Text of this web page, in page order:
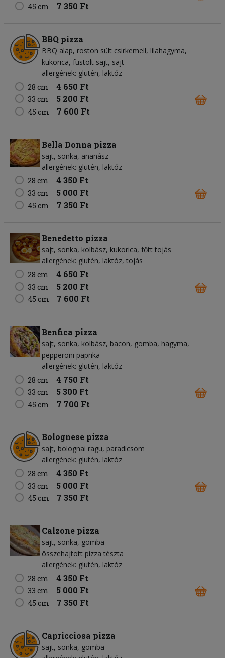
45 cm 7 350 Ft
BBQ pizza
BBQ alap roston sült csirkemell lilahagyma
kukorica füstölt sajt sajt
allergének: glutén, laktóz
28 cm
4 650 Ft
33 cm 5 200 Ft
45 cm 7 600 Ft
Bella Donna pizza
sajt sonka ananász
allergének: glutén, laktóz
28 cm
4 350 Ft
33 cm 5 000 Ft
45 cm 7 350 Ft
Benedetto pizza
sajt sonka kolbász kukorica főtt tojás
allergének: glutén, laktóz, tojás
28 cm
4 650 Ft
33 cm 5 200 Ft
45 cm 7 600 Ft
Benfica pizza
sajt sonka kolbász bacon gomba hagyma
pepperoni paprika
allergének: glutén, laktóz
28 cm
4 750 Ft
33 cm 5 300 Ft
45 cm 7 700 Ft
Bolognese pizza
sajt bolognai ragu paradicsom
allergének: glutén, laktóz
28 cm
4 350 Ft
33 cm 5 000 Ft
45 cm 7 350 Ft
Calzone pizza
sajt sonka gomba
összehajtott pizza tészta
allergének: glutén, laktóz
28 cm
4 350 Ft
33 cm 5 000 Ft
45 cm 7 350 Ft
Capricciosa pizza
sajt sonka gomba